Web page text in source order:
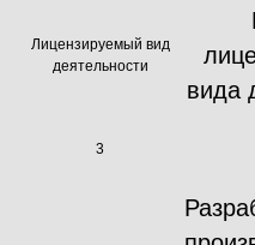
Лицензируемый вид
деятельности
вида
3